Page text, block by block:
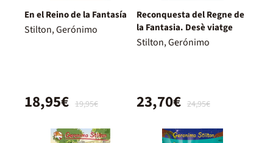
En el Reino de la Fantasía
Stilton, Gerónimo
19,95€
18,95€
Reconquesta del Regne de
la Fantasia. Desè viatge
Stilton, Gerónimo
24,95€
23,70€